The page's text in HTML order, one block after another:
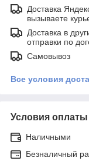
Доставка
вызываете
Доставка в
отправки по
Самовывоз
Все условия
Условия оплаты
Наличными
Безналичный